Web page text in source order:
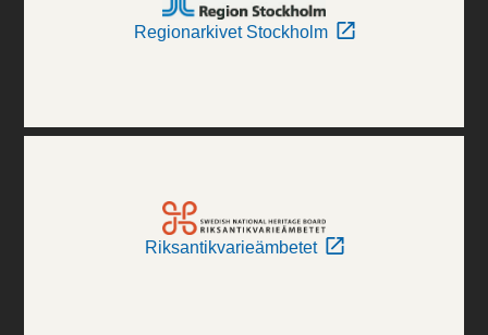
Regionarkivet Stockholm
Riksantikvarieämbetet